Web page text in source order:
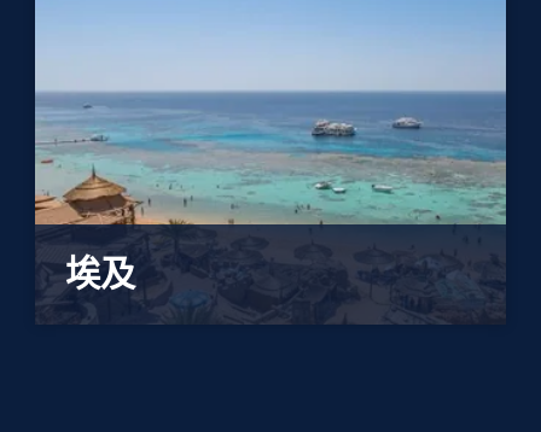
埃及